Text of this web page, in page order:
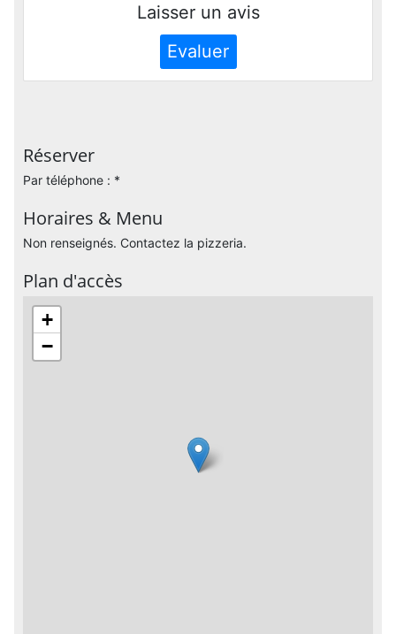
Laisser un avis
Evaluer
Réserver
Par téléphone : *
Horaires & Menu
Non renseignés. Contactez la pizzeria.
Plan d'accès
+
−